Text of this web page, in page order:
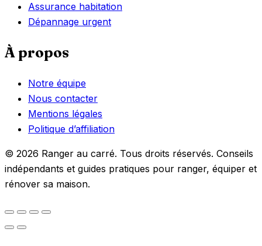
Assurance habitation
Dépannage urgent
À propos
Notre équipe
Nous contacter
Mentions légales
Politique d’affiliation
© 2026 Ranger au carré. Tous droits réservés. Conseils
indépendants et guides pratiques pour ranger, équiper et
rénover sa maison.